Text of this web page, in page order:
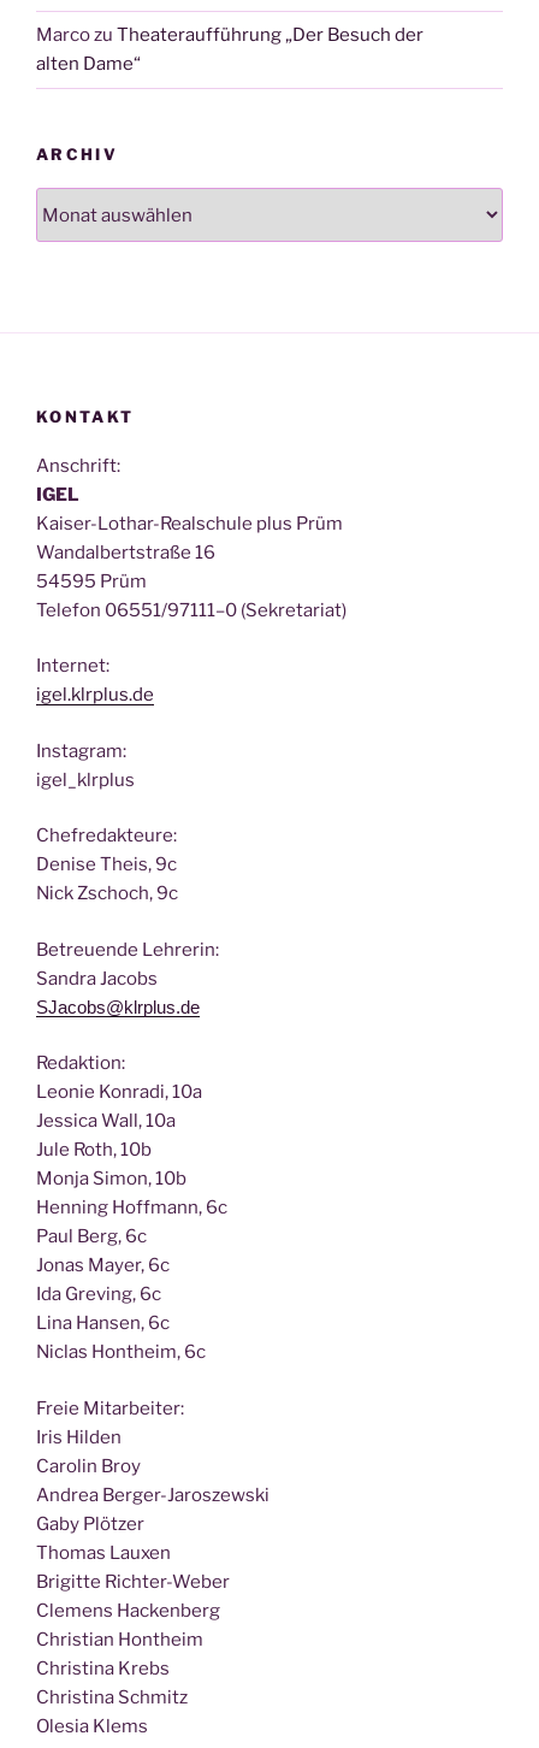
Marcozu Theateraufführung „Der Besuch der
alten Dame“
ARCHIV
KONTAKT
Anschrift:
IGEL
Kai­ser-Lothar-Real­schu­le plus Prüm
Wan­dal­bert­stra­ße 16
54595 Prüm
Tele­fon 06551/97111–0 (Sekre­ta­ri­at)
Inter­net:
igel.klrplus.de
Insta­gram:
igel_klrplus
Chef­re­dak­teu­re:
Deni­se Theis, 9c
Nick Zscho­ch, 9c
Betreu­en­de Lehrerin:
San­dra Jacobs
SJacobs@klrplus.de
Redak­ti­on:
Leo­nie Kon­ra­di, 10a
Jes­si­ca Wall, 10a
Jule Roth, 10b
Mon­ja Simon, 10b
Hen­ning Hoff­mann, 6c
Paul Berg, 6c
Jonas May­er, 6c
Ida Gre­ving, 6c
Lina Han­sen, 6c
Nic­las Hont­heim, 6c
Freie Mit­ar­bei­ter:
Iris Hilden
Caro­lin Broy
Andrea Berger-Jaroszewski
Gaby Plötzer
Tho­mas Lauxen
Bri­git­te Richter-Weber
Cle­mens Hackenberg
Chris­ti­an Hontheim
Chris­ti­na Krebs
Chris­ti­na Schmitz
Ole­sia Klems